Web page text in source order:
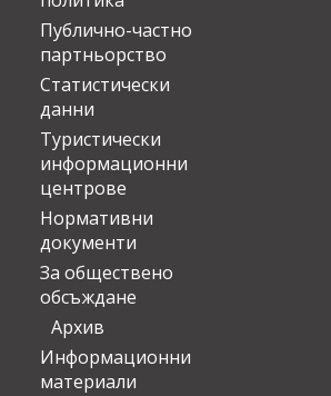
Публично-частно
партньорство
Статистически
данни
Туристически
информационни
центрове
Нормативни
документи
За обществено
обсъждане
Архив
Информационни
материали